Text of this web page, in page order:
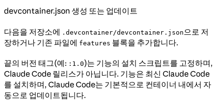
devcontainer.json 생성 또는 업데이트
다음을 저장소에 .devcontainer/devcontainer.json으로 저
장하거나 기존 파일에 features 블록을 추가합니다.
끝의 버전 태그(예: :1.0)는 기능의 설치 스크립트를 고정하며,
Claude Code 릴리스가 아닙니다. 기능은 최신 Claude Code
를 설치하며, Claude Code는 기본적으로 컨테이너 내에서 자
동으로 업데이트됩니다.